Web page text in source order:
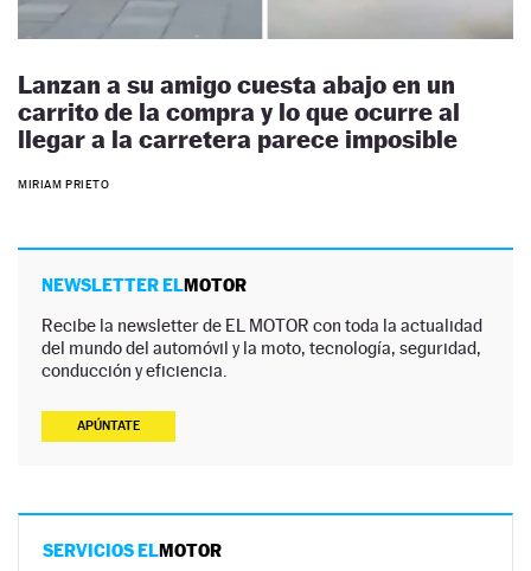
Lanzan a su amigo cuesta abajo en un
carrito de la compra y lo que ocurre al
llegar a la carretera parece imposible
MIRIAM PRIETO
NEWSLETTER ELMOTOR
Recibe la newsletter de EL MOTOR con toda la actualidad
del mundo del automóvil y la moto, tecnología, seguridad,
conducción y eficiencia.
APÚNTATE
SERVICIOS ELMOTOR